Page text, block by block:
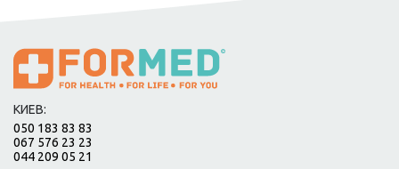
КИЕВ:
050 183 83 83
067 576 23 23
044 209 05 21